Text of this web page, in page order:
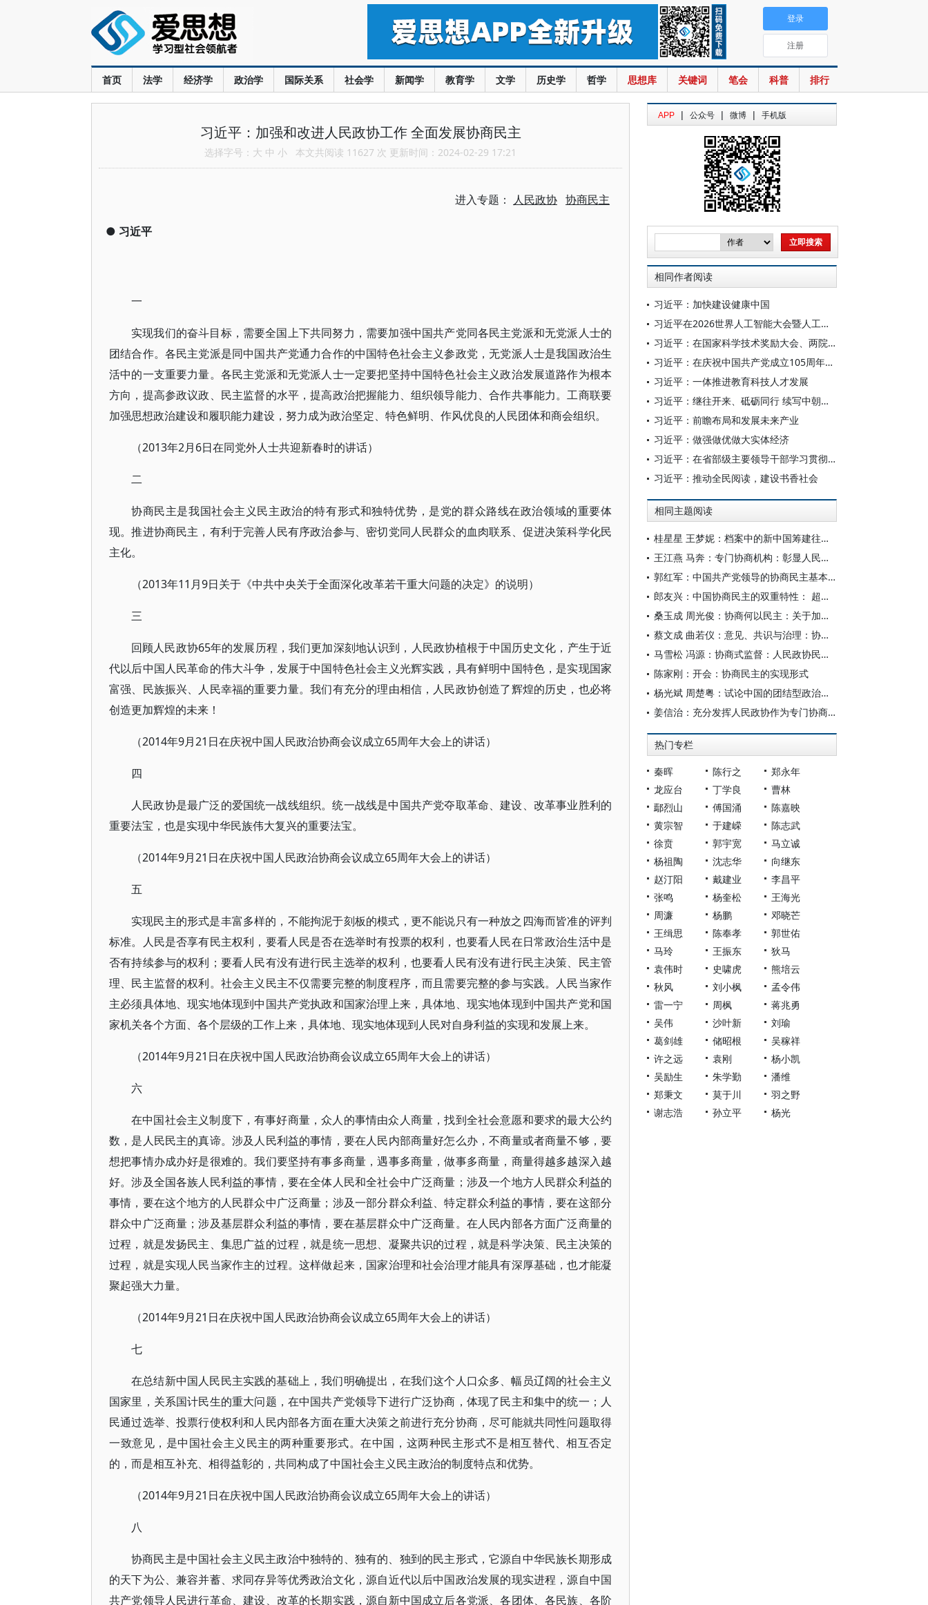
首页 法学 经济学 政治学 国际关系 社会学 新闻学 教育学 文学 历史学 哲学 思想库 关键词 笔会 科普 排行
登录
注册
习近平：加强和改进人民政协工作 全面发展协商民主
选择字号： 大 中 小 本文共阅读 11627 次 更新时间：2024-02-29 17:21
进入专题： 人民政协 协商民主
● 习近平
一
实现我们的奋斗目标，需要全国上下共同努力，需要加强中国共产党同各民主党派和无党派人士的
团结合作。各民主党派是同中国共产党通力合作的中国特色社会主义参政党，无党派人士是我国政治生
活中的一支重要力量。各民主党派和无党派人士一定要把坚持中国特色社会主义政治发展道路作为根本
方向，提高参政议政、民主监督的水平，提高政治把握能力、组织领导能力、合作共事能力。工商联要
加强思想政治建设和履职能力建设，努力成为政治坚定、特色鲜明、作风优良的人民团体和商会组织。
（2013年2月6日在同党外人士共迎新春时的讲话）
二
协商民主是我国社会主义民主政治的特有形式和独特优势，是党的群众路线在政治领域的重要体
现。推进协商民主，有利于完善人民有序政治参与、密切党同人民群众的血肉联系、促进决策科学化民
主化。
（2013年11月9日关于《中共中央关于全面深化改革若干重大问题的决定》的说明）
三
回顾人民政协65年的发展历程，我们更加深刻地认识到，人民政协植根于中国历史文化，产生于近
代以后中国人民革命的伟大斗争，发展于中国特色社会主义光辉实践，具有鲜明中国特色，是实现国家
富强、民族振兴、人民幸福的重要力量。我们有充分的理由相信，人民政协创造了辉煌的历史，也必将
创造更加辉煌的未来！
（2014年9月21日在庆祝中国人民政治协商会议成立65周年大会上的讲话）
四
人民政协是最广泛的爱国统一战线组织。统一战线是中国共产党夺取革命、建设、改革事业胜利的
重要法宝，也是实现中华民族伟大复兴的重要法宝。
（2014年9月21日在庆祝中国人民政治协商会议成立65周年大会上的讲话）
五
实现民主的形式是丰富多样的，不能拘泥于刻板的模式，更不能说只有一种放之四海而皆准的评判
标准。人民是否享有民主权利，要看人民是否在选举时有投票的权利，也要看人民在日常政治生活中是
否有持续参与的权利；要看人民有没有进行民主选举的权利，也要看人民有没有进行民主决策、民主管
理、民主监督的权利。社会主义民主不仅需要完整的制度程序，而且需要完整的参与实践。人民当家作
主必须具体地、现实地体现到中国共产党执政和国家治理上来，具体地、现实地体现到中国共产党和国
家机关各个方面、各个层级的工作上来，具体地、现实地体现到人民对自身利益的实现和发展上来。
（2014年9月21日在庆祝中国人民政治协商会议成立65周年大会上的讲话）
六
在中国社会主义制度下，有事好商量，众人的事情由众人商量，找到全社会意愿和要求的最大公约
数，是人民民主的真谛。涉及人民利益的事情，要在人民内部商量好怎么办，不商量或者商量不够，要
想把事情办成办好是很难的。我们要坚持有事多商量，遇事多商量，做事多商量，商量得越多越深入越
好。涉及全国各族人民利益的事情，要在全体人民和全社会中广泛商量；涉及一个地方人民群众利益的
事情，要在这个地方的人民群众中广泛商量；涉及一部分群众利益、特定群众利益的事情，要在这部分
群众中广泛商量；涉及基层群众利益的事情，要在基层群众中广泛商量。在人民内部各方面广泛商量的
过程，就是发扬民主、集思广益的过程，就是统一思想、凝聚共识的过程，就是科学决策、民主决策的
过程，就是实现人民当家作主的过程。这样做起来，国家治理和社会治理才能具有深厚基础，也才能凝
聚起强大力量。
（2014年9月21日在庆祝中国人民政治协商会议成立65周年大会上的讲话）
七
在总结新中国人民民主实践的基础上，我们明确提出，在我们这个人口众多、幅员辽阔的社会主义
国家里，关系国计民生的重大问题，在中国共产党领导下进行广泛协商，体现了民主和集中的统一；人
民通过选举、投票行使权利和人民内部各方面在重大决策之前进行充分协商，尽可能就共同性问题取得
一致意见，是中国社会主义民主的两种重要形式。在中国，这两种民主形式不是相互替代、相互否定
的，而是相互补充、相得益彰的，共同构成了中国社会主义民主政治的制度特点和优势。
（2014年9月21日在庆祝中国人民政治协商会议成立65周年大会上的讲话）
八
协商民主是中国社会主义民主政治中独特的、独有的、独到的民主形式，它源自中华民族长期形成
的天下为公、兼容并蓄、求同存异等优秀政治文化，源自近代以后中国政治发展的现实进程，源自中国
共产党领导人民进行革命、建设、改革的长期实践，源自新中国成立后各党派、各团体、各民族、各阶
APP | 公众号 | 微博 | 手机版
相同作者阅读
习近平：加快建设健康中国
习近平在2026世界人工智能大会暨人工智能全球治理高级别会议开幕式上的主旨讲话（全文）
习近平：在国家科学技术奖励大会、两院院士大会、中国科协第十一次全国代表大会上的讲话
习近平：在庆祝中国共产党成立105周年大会上的讲话
习近平：一体推进教育科技人才发展
习近平：继往开来、砥砺同行 续写中朝传统友谊崭新篇章
习近平：前瞻布局和发展未来产业
习近平：做强做优做大实体经济
习近平：在省部级主要领导干部学习贯彻党的二十届四中全会精神专题研讨班上的讲话
习近平：推动全民阅读，建设书香社会
相同主题阅读
桂星星 王梦妮：档案中的新中国筹建往事——人民政协第一届全体会议档案文献背后的故事
王江燕 马奔：专门协商机构：彰显人民政协制度优势的标识性概念
郭红军：中国共产党领导的协商民主基本特征的哲学审视
郎友兴：中国协商民主的双重特性： 超越民主、超越协商
桑玉成 周光俊：协商何以民主：关于加强人民政协制度化规范化程序化功能建设的思考
蔡文成 曲若仪：意见、共识与治理：协商民主的核心运行机理
马雪松 冯源：协商式监督：人民政协民主监督的责任逻辑、制度体系与实践路径
陈家刚：开会：协商民主的实现形式
杨光斌 周楚粤：试论中国的团结型政治：人民政协的视角
姜信治：充分发挥人民政协作为专门协商机构作用
热门专栏
秦晖 陈行之
郑永年
龙应台
丁学良
曹林
鄢烈山
傅国涌
陈嘉映
黄宗智
于建嵘
陈志武
徐贲
郭宇宽
马立诚
杨祖陶
沈志华
向继东
赵汀阳
戴建业
李昌平
张鸣
杨奎松
王海光
周濂
杨鹏
邓晓芒
王缉思
陈奉孝
郭世佑
马玲
王振东
狄马
袁伟时
史啸虎
熊培云
秋风
刘小枫
孟令伟
雷一宁
周枫
蒋兆勇
吴伟
沙叶新
刘瑜
葛剑雄
储昭根
吴稼祥
许之远
袁刚
杨小凯
吴励生
朱学勤
潘维
郑秉文
莫于川
羽之野
谢志浩
孙立平 杨光